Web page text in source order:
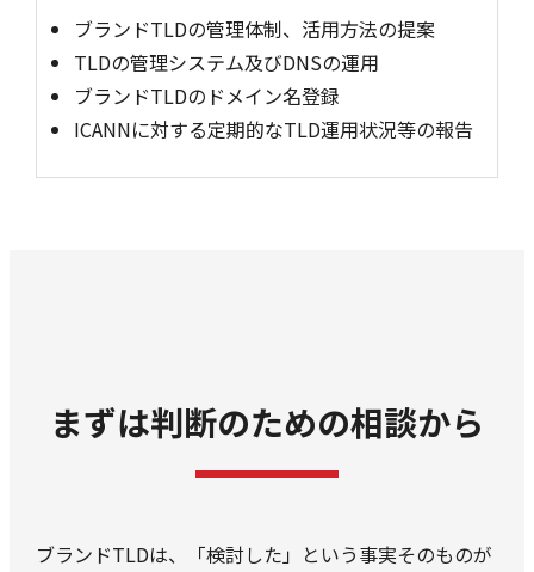
ブランドTLDの管理体制、活用方法の提案
TLDの管理システム及びDNSの運用
ブランドTLDのドメイン名登録
ICANNに対する定期的なTLD運用状況等の報告
まずは判断のための相談から
ブランドTLDは、「検討した」という事実そのものが